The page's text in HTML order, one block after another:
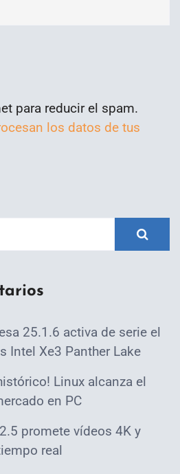
para reducir el spam.
los datos de tus
25.1.6 activa de serie el
Intel Xe3 Panther Lake
Linux alcanza el
en PC
promete vídeos 4K y
real